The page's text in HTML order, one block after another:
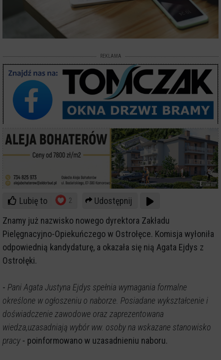
REKLAMA
Lubię to 2
Udostępnij
Znamy już nazwisko nowego dyrektora Zakładu
Pielęgnacyjno-Opiekuńczego w Ostrołęce. Komisja wyłoniła
odpowiednią kandydaturę, a okazała się nią Agata Ejdys z
Ostrołęki.
- Pani Agata Justyna Ejdys spełnia wymagania formalne
określone w ogłoszeniu o naborze. Posiadane wykształcenie i
doświadczenie zawodowe oraz zaprezentowana
wiedza,uzasadniają wybór ww. osoby na wskazane stanowisko
pracy- poinformowano w uzasadnieniu naboru.